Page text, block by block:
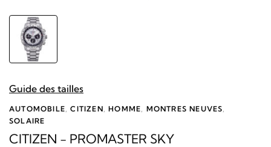
Guide des tailles
AUTOMOBILE ,CITIZEN ,HOMME MONTRES NEUVES
SOLAIRE
CITIZEN - PROMASTER SKY